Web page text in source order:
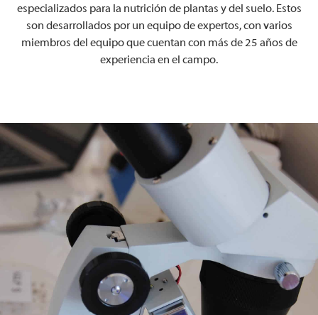
especializados para la nutrición de plantas y del suelo. Estos
son desarrollados por un equipo de expertos, con varios
miembros del equipo que cuentan con más de 25 años de
experiencia en el campo.